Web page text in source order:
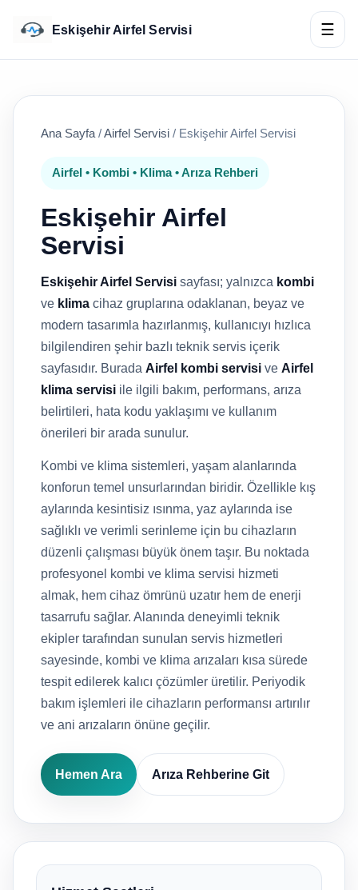
Eskişehir Airfel Servisi ☰
Ana Sayfa /Airfel Servisi / Eskişehir Airfel Servisi
Airfel • Kombi • Klima • Arıza Rehberi
Eskişehir Airfel
Servisi
Eskişehir Airfel Servisi sayfası; yalnızca kombi
ve klima cihaz gruplarına odaklanan, beyaz ve
modern tasarımla hazırlanmış, kullanıcıyı hızlıca
bilgilendiren şehir bazlı teknik servis içerik
sayfasıdır. Burada Airfel kombi servisi ve Airfel
klima servisi ile ilgili bakım, performans, arıza
belirtileri, hata kodu yaklaşımı ve kullanım
önerileri bir arada sunulur.
Kombi ve klima sistemleri, yaşam alanlarında
konforun temel unsurlarından biridir. Özellikle kış
aylarında kesintisiz ısınma, yaz aylarında ise
sağlıklı ve verimli serinleme için bu cihazların
düzenli çalışması büyük önem taşır. Bu noktada
profesyonel kombi ve klima servisi hizmeti
almak, hem cihaz ömrünü uzatır hem de enerji
tasarrufu sağlar. Alanında deneyimli teknik
ekipler tarafından sunulan servis hizmetleri
sayesinde, kombi ve klima arızaları kısa sürede
tespit edilerek kalıcı çözümler üretilir. Periyodik
bakım işlemleri ile cihazların performansı artırılır
ve ani arızaların önüne geçilir.
Hemen Ara Arıza Rehberine Git